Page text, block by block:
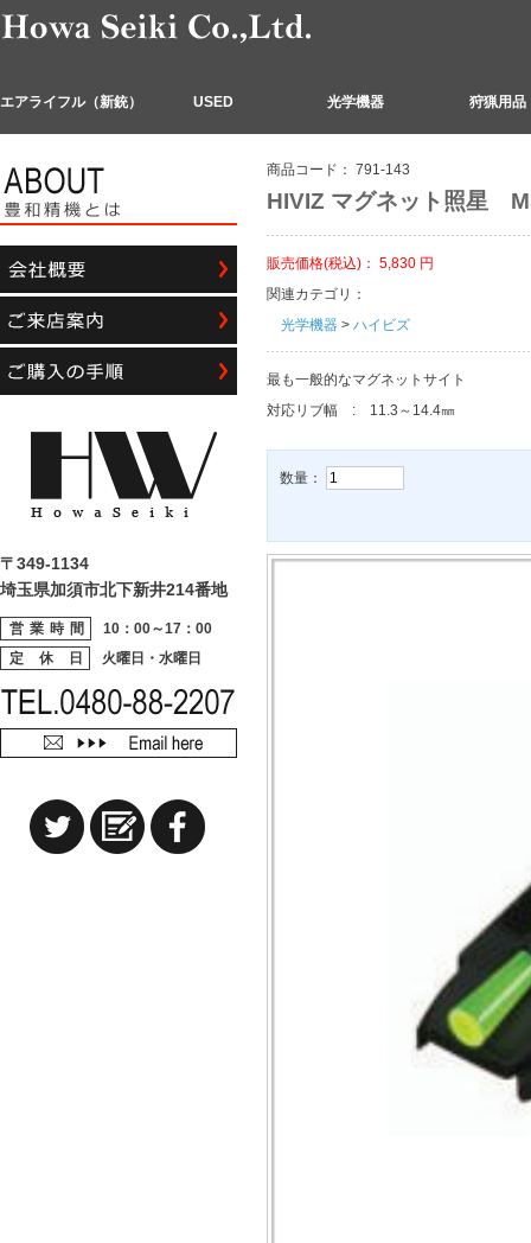
エアライフル（新銃） USED 光学機器 狩猟用品
〒349-1134
埼玉県加須市北下新井214番地
営業時間
10：00～17：00
定 休 日
火曜日・水曜日
商品コード： 791-143
HIVIZ マグネット照星
販売価格(税込)： 5,830 円
関連カテゴリ：
光学機器 > ハイビズ
最も一般的なマグネットサイト
対応リブ幅 : 11.3～14.4㎜
数量：